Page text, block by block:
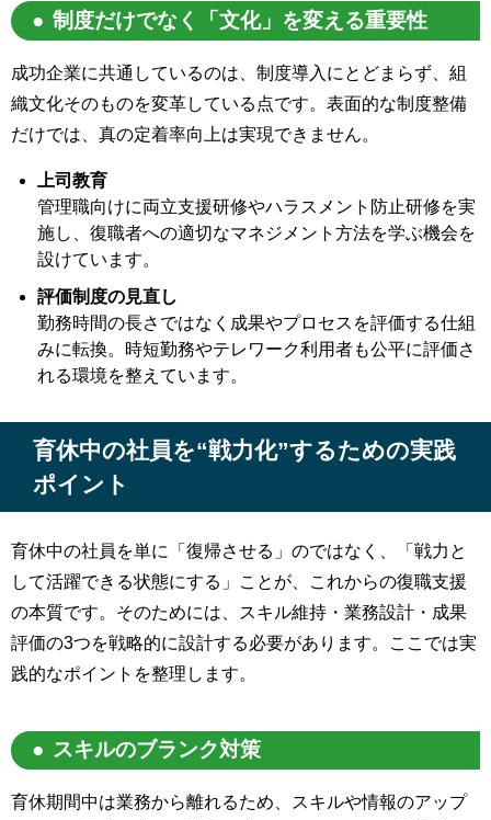
制度だけでなく「文化」を変える重要性
成功企業に共通しているのは、制度導入にとどまらず、組
織文化そのものを変革している点です。表面的な制度整備
だけでは、真の定着率向上は実現できません。
上司教育
管理職向けに両立支援研修やハラスメント防止研修を実
施し、復職者への適切なマネジメント方法を学ぶ機会を
設けています。
評価制度の見直し
勤務時間の長さではなく成果やプロセスを評価する仕組
みに転換。時短勤務やテレワーク利用者も公平に評価さ
れる環境を整えています。
育休中の社員を“戦力化”するための実践
ポイント
育休中の社員を単に「復帰させる」のではなく、「戦力と
して活躍できる状態にする」ことが、これからの復職支援
の本質です。そのためには、スキル維持・業務設計・成果
評価の3つを戦略的に設計する必要があります。ここでは実
践的なポイントを整理します。
スキルのブランク対策
育休期間中は業務から離れるため、スキルや情報のアップ